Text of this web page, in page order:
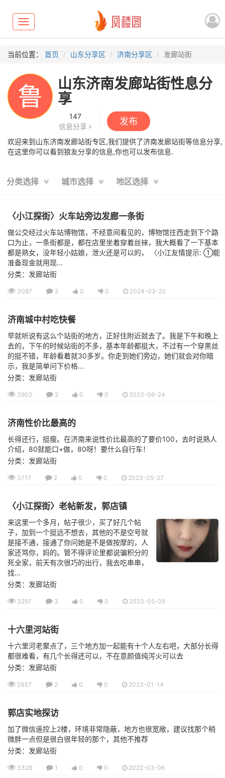
Toggle
navigation
当前位置： 首页 山东分享区 济南分享区 发廊站街
鲁
山东济南发廊站街性息分
享
147
信息分享
发布
欢迎来到山东济南发廊站街专区,我们提供了济南发廊站街等信息分享,
在这里你可以看到狼友分享的信息,你也可以发布信息.
分类选择 城市选择 地区选择
〈小江探街〉火车站旁边发廊一条街
做公交经过火车站博物馆，不经意间看见的，博物馆往西走到下个路
口为止，一条街都是，都在店里坐着穿着丝袜，我大概看了一下基本
都是熟女，没年轻小姑娘，泄火还是可以的， 〈小江友情提示: ①能
准备现金就用现...
分类：发廊站街
3087 3 0 0 2024-03-22
济南城中村吃快餐
早就听说有这么个站街的地方，正好住附近就去了。我是下午和晚上
去的，下午的时候站街的不多，基本年龄都挺大，不过有一个穿黑丝
的挺不错，年龄看着就30多岁。你走到她们旁边，她们就会对你暗
示，我是简单问下价格...
分类：发廊站街
3902 2 0 0 2023-06-24
济南性价比最高的
长得还行，挺瘦。在济南来说性价比最高的了要价100，去时说熟人
介绍，80就能口+做，80呀！要什么自行车！
分类：发廊站街
3717 2 0 0 2023-05-27
〈小江探街〉老帖新发，郭店镇
来这里一个多月，帖子很少，买了好几个帖
子，加到一个挺远不想去，其他的不是空号就
是接不通，接通了你问她是不是做按摩的，人
家还骂你，妈的。管不得评论里都说骗积分的
死全家，前天有次很巧的出行，我去吃串串，
找...
分类：发廊站街
3297 3 0 0 2023-05-09
十六里河站街
十六里河老聚点了，三个地方加一起能有十个人左右吧，大部分长得
都很难看，有几个长得还可以，不在意颜值纯泻火可以去
分类：发廊站街
2937 2 0 0 2023-01-14
郭店实地探访
加了微信遥控上2楼，环境非常隐蔽，地方也很宽敞，建议找那个稍
微胖一点但是很白很年轻的那个，其他不推荐
分类：发廊站街
3328 1 0 0 2022-03-06